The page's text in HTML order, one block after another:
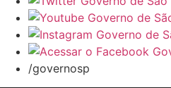
/governosp